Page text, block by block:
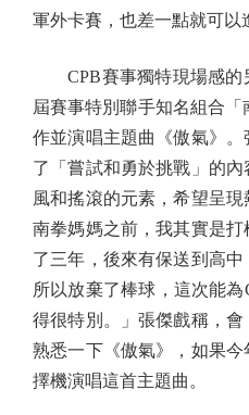
軍外卡賽，也差一點就可以
CPB賽事獨特現場感的
屆賽事特別聯手知名組合
作並演唱主題曲《傲氣》
了「嘗試和勇於挑戰」的
風和搖滾的元素，希望呈
南拳媽媽之前，我其實是
了三年，後來有保送到高
所以放棄了棒球，這次能
得很特別。」張傑戲稱，
熟悉一下《傲氣》，如果
擇機演唱這首主題曲。